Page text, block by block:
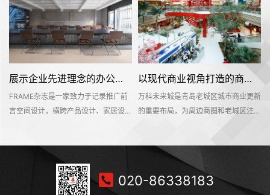
展示企业先进理念的办公室装修设计空间是怎样的——FRAME
FRAME杂志是一家致力于记录推广前
言空间设计，横跨产品设计、家居设
是一个工作环境，也是一个企业理念的
平台。该项目位于深业上城商区，可直
达莲花山和笔架山公园，呈现出独具一
以现代商业视角打造的商业城是怎样的——万科未来城
万科未来城是青岛老城区城市商业更新
的重要布局，为周边商圈和老城区注入
落、色泽浓郁的建筑物风格，设计团队
突破性地在北方区域植入南方氛围的热
带植物景观，打造出一个能够激发更多
020-86338183